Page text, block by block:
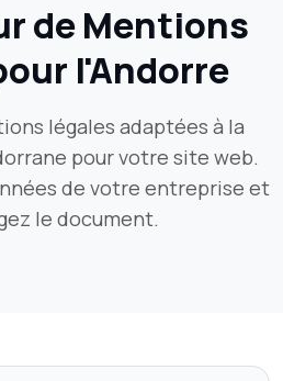
de Mentions
l'Andorre
légales adaptées à la
pour votre site web.
de votre entreprise et
le document.